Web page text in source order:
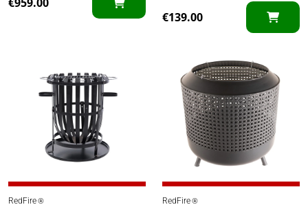
€139.00
RedFire® RedFire®